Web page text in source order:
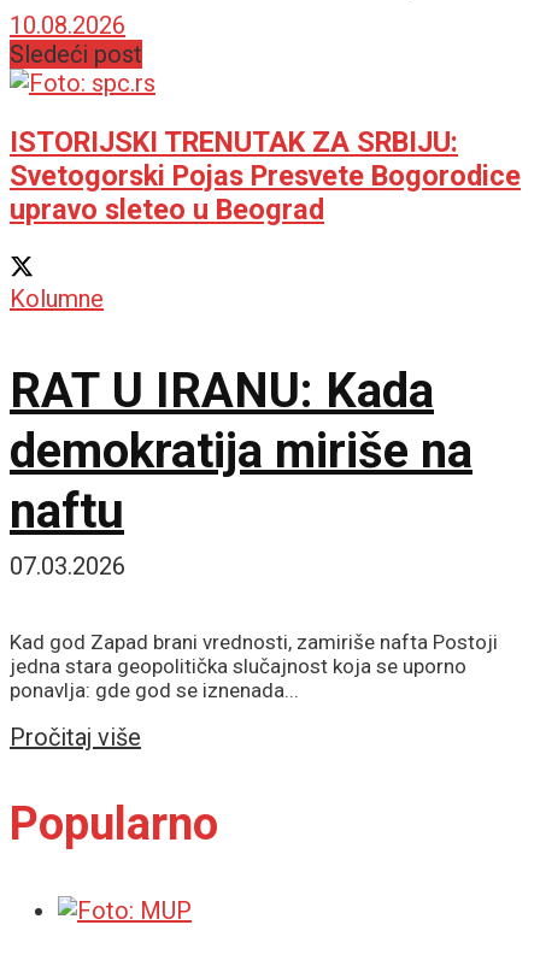
Mitrovici
10.08.2026
Sledeći post
ISTORIJSKI TRENUTAK ZA SRBIJU:
Svetogorski Pojas Presvete Bogorodice
upravo sleteo u Beograd
Kolumne
RAT U IRANU: Kada
demokratija miriše na
naftu
07.03.2026
Kad god Zapad brani vrednosti, zamiriše nafta Postoji
jedna stara geopolitička slučajnost koja se uporno
ponavlja: gde god se iznenada...
Pročitaj više
Popularno